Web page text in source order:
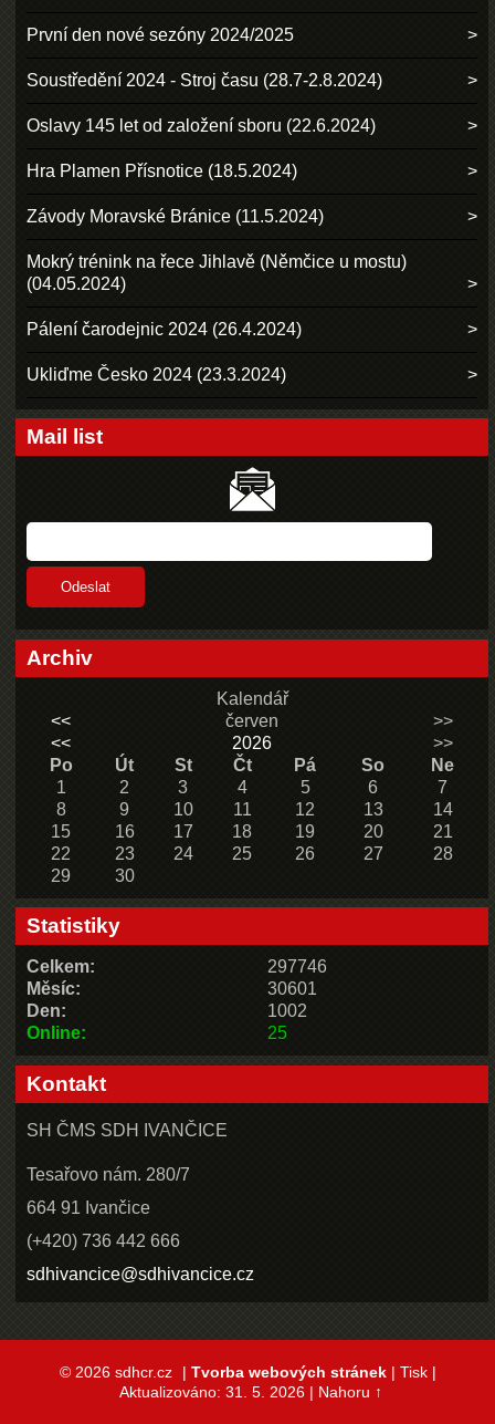
První den nové sezóny 2024/2025
Soustředění 2024 - Stroj času (28.7-2.8.2024)
Oslavy 145 let od založení sboru (22.6.2024)
Hra Plamen Přísnotice (18.5.2024)
Závody Moravské Bránice (11.5.2024)
Mokrý trénink na řece Jihlavě (Němčice u mostu)
(04.05.2024)
Pálení čarodejnic 2024 (26.4.2024)
Ukliďme Česko 2024 (23.3.2024)
Mail list
Archiv
Kalendář
<<
červen
>>
<<
2026
>>
Po
Út St Čt Pá So
Ne
1
2 3 4 5 6
7
8
9 10 11 12 13
14
15
16 17 18 19 20
21
22
23 24 25 26 27
28
29
30
Statistiky
Online: 25
Celkem:
297746
Měsíc:
30601
Den:
1002
Kontakt
SH ČMS SDH IVANČICE
Tesařovo nám. 280/7
664 91 Ivančice
(+420) 736 442 666
sdhivancice@sdhivancice.cz
© 2026 sdhcr.cz | Tvorba webových stránek| Tisk|
Aktualizováno: 31. 5. 2026| Nahoru ↑